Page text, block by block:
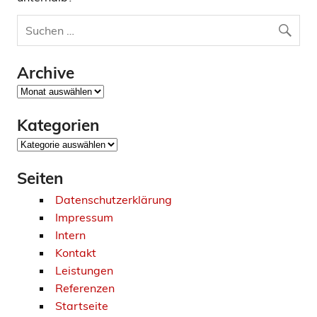
Archive
Archive
Kategorien
Kategorien
Seiten
Datenschutzerklärung
Impressum
Intern
Kontakt
Leistungen
Referenzen
Startseite